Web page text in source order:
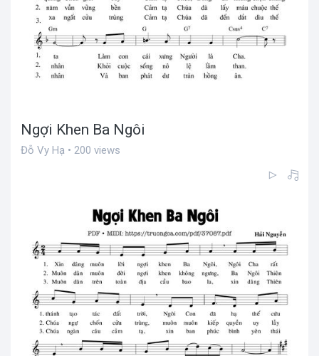
Ngợi Khen Ba Ngôi
Đỗ Vy Hạ • 200 views